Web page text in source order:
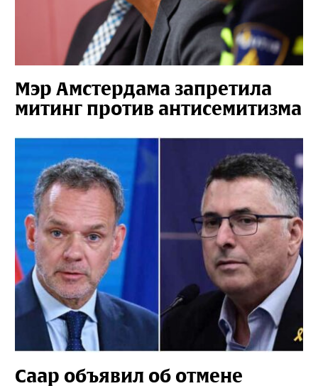
Мэр Амстердама запретила
митинг против антисемитизма
Саар объявил об отмене